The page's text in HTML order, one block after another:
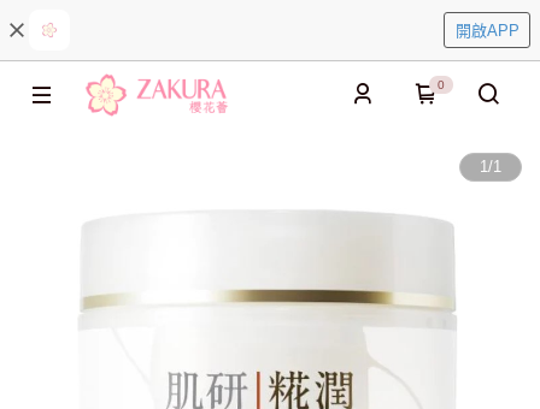
開啟APP
0
1/1